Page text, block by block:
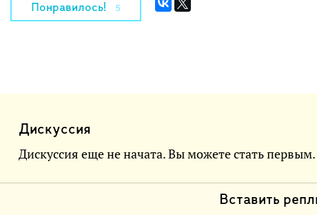
Понравилось! 5
Дискуссия
Дискуссия еще не начата. Вы можете стать первым.
Вставить